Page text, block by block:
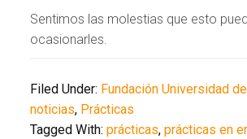
Sentimos las molestias que esto
ocasionarles.
Filed Under: Fundación Universidad
noticias, Prácticas
Tagged With:prácticas,prácticas en